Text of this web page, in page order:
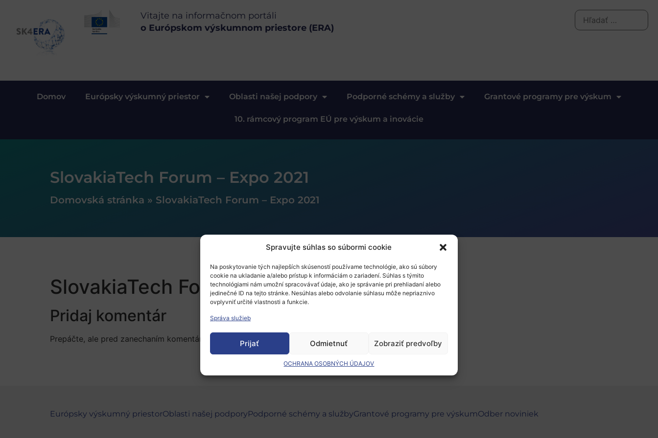
Spravujte súhlas so súbormi cookie
Na poskytovanie tých najlepších skúseností používame technológie, ako sú súbory
cookie na ukladanie a/alebo prístup k informáciám o zariadení. Súhlas s týmito
technológiami nám umožní spracovávať údaje, ako je správanie pri prehliadaní alebo
jedinečné ID na tejto stránke. Nesúhlas alebo odvolanie súhlasu môže nepriaznivo
ovplyvniť určité vlastnosti a funkcie.
Správa služieb
Prijať Odmietnuť Zobraziť predvoľby
OCHRANA OSOBNÝCH ÚDAJOV
Vitajte na informačnom portáli
o Európskom výskumnom priestore (ERA)
Domov Európsky výskumný priestor Oblasti našej podpory Podporné schémy a služby Grantové programy pre výskum
10. rámcový program EÚ pre výskum a inovácie
SlovakiaTech Forum – Expo 2021
Domovská stránka » SlovakiaTech Forum – Expo 2021
SlovakiaTech Forum – Expo 2021
Pridaj komentár
Prepáčte, ale pred zanechaním komentára sa musíte prihlásiť
Európsky výskumný priestorOblasti našej podporyPodporné schémy a službyGrantové programy pre výskumOdber noviniek